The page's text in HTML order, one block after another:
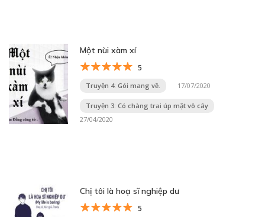
Một nùi xàm xí
5
Truyện 4: Gói mang về. 17/07/2020
Truyện 3: Có chàng trai úp mặt vô cây
27/04/2020
Chị tôi là hoạ sĩ nghiệp dư
5